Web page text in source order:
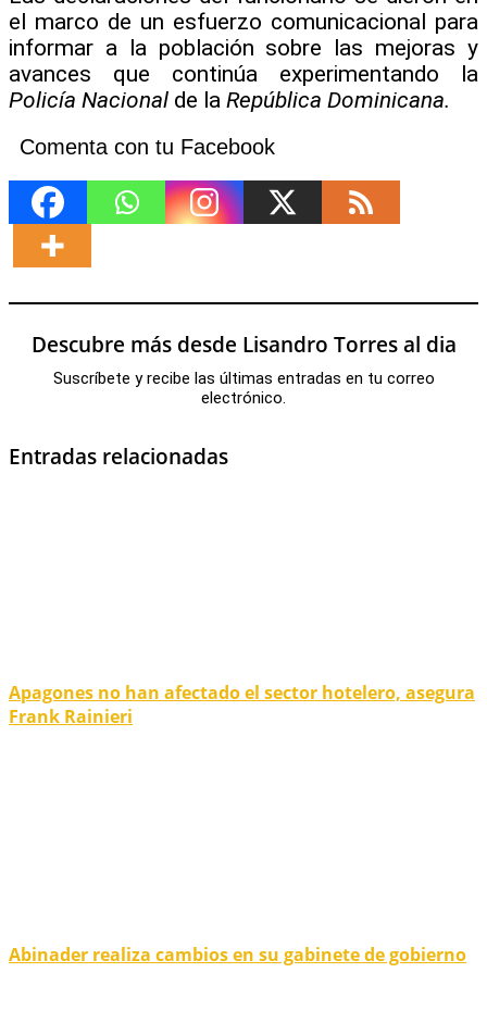
el marco de un esfuerzo comunicacional para
informar a la población sobre las mejoras y
avances que continúa experimentando la
Policía Nacional de la República Dominicana.
Comenta con tu Facebook
Descubre más desde Lisandro Torres al dia
Suscríbete y recibe las últimas entradas en tu correo
electrónico.
Entradas relacionadas
Apagones no han afectado el sector hotelero, asegura
Frank Rainieri
Abinader realiza cambios en su gabinete de gobierno